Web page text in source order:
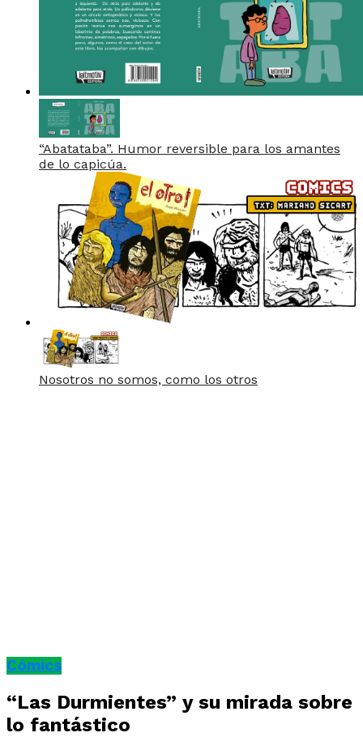
“Abatataba”. Humor reversible para los amantes
de lo capicúa.
Nosotros no somos, como los otros
Cómics
“Las Durmientes” y su mirada sobre
lo fantástico